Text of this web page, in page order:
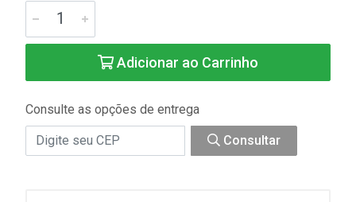
Adicionar ao Carrinho
Consulte as opções de entrega
Consultar